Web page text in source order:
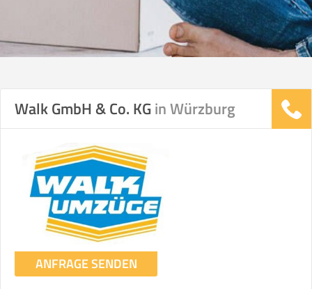
Walk GmbH & Co. KGin Würzburg
ANFRAGE SENDEN